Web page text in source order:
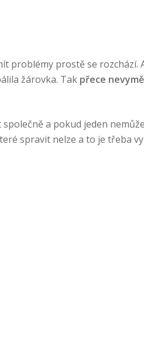
problémy prostě se rozchází.
žárovka. Tak přece
a pokud jeden
spravit nelze a to je třeba